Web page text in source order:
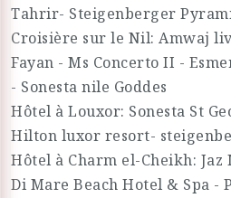
Tahrir- Steigenberger
Croisière sur le Nil: Amwaj
Fayan - Ms Concerto II -
- Sonesta nile Goddes
Hôtel à Louxor: Sonesta St
Hilton luxor resort-
Hôtel à Charm el-Cheikh:
Di Mare Beach Hotel & Spa -